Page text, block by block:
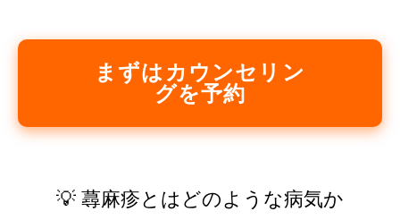
まずはカウンセリン
グを予約
💡 蕁麻疹とはどのような病気か